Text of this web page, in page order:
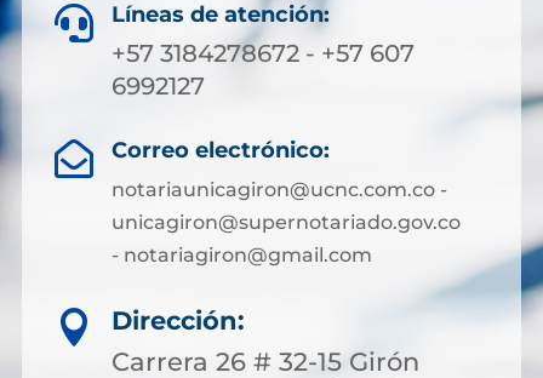
 Líneas de atención:
+57 3184278672 - +57 607
6992127
 Correo electrónico:
notariaunicagiron@ucnc.com.co -
unicagiron@supernotariado.gov.co
- notariagiron@gmail.com

Dirección:
Carrera 26 # 32-15 Girón